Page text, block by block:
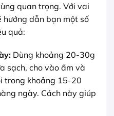
quan trọng. Với vai
hướng dẫn bạn một số
quả:
Dùng khoảng 20-30g
sạch, cho vào ấm và
trong khoảng 15-20
ngày. Cách này giúp